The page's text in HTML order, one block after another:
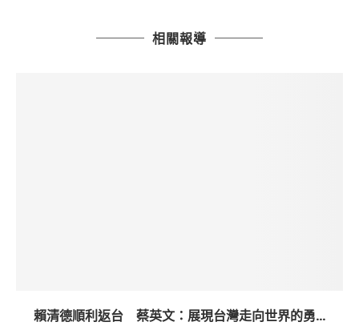
相關報導
賴清德順利返台 蔡英文：展現台灣走向世界的勇...